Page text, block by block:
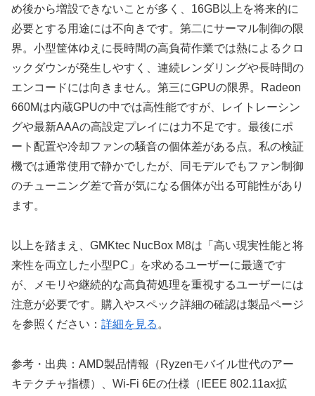
め後から増設できないことが多く、16GB以上を将来的に
必要とする用途には不向きです。第二にサーマル制御の限
界。小型筐体ゆえに長時間の高負荷作業では熱によるクロ
ックダウンが発生しやすく、連続レンダリングや長時間の
エンコードには向きません。第三にGPUの限界。Radeon
660Mは内蔵GPUの中では高性能ですが、レイトレーシン
グや最新AAAの高設定プレイには力不足です。最後にポ
ート配置や冷却ファンの騒音の個体差がある点。私の検証
機では通常使用で静かでしたが、同モデルでもファン制御
のチューニング差で音が気になる個体が出る可能性があり
ます。
以上を踏まえ、GMKtec NucBox M8は「高い現実性能と将
来性を両立した小型PC」を求めるユーザーに最適です
が、メモリや継続的な高負荷処理を重視するユーザーには
注意が必要です。購入やスペック詳細の確認は製品ページ
を参照ください： 詳細を見る 。
参考・出典：AMD製品情報（Ryzenモバイル世代のアー
キテクチャ指標）、Wi‑Fi 6Eの仕様（IEEE 802.11ax拡